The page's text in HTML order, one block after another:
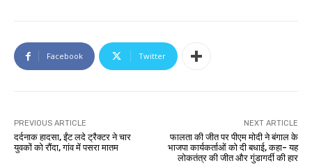
Facebook Twitter
PREVIOUS ARTICLE
दर्दनाक हादसा, ईंट लदे ट्रैक्टर ने चार
युवकों को रौंदा, गांव में पसरा मातम
NEXT ARTICLE
फालता की जीत पर पीएम मोदी ने बंगाल के
भाजपा कार्यकर्ताओं को दी बधाई, कहा- यह
लोकतंत्र की जीत और गुंडागर्दी की हार